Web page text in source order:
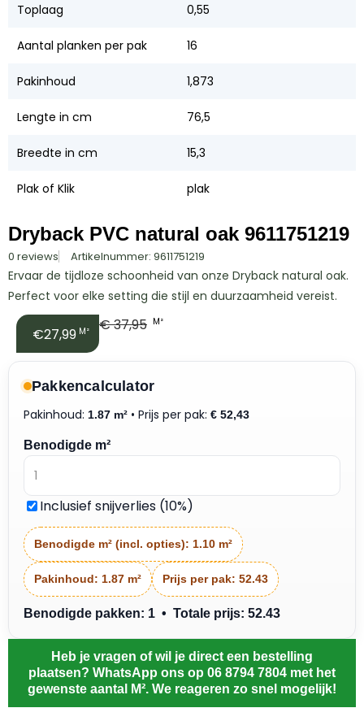
Toplaag 0,55
Aantal planken per pak 16
Pakinhoud 1,873
Lengte in cm 76,5
Breedte in cm 15,3
Plak of Klik plak
Dryback PVC natural oak 9611751219
0 reviews Artikelnummer: 9611751219
Ervaar de tijdloze schoonheid van onze Dryback natural oak.
Perfect voor elke setting die stijl en duurzaamheid vereist.
€27,99 M² €37,95 M²
Pakkencalculator
Pakinhoud: 1.87 m² • Prijs per pak: € 52,43
Benodigde m²
Inclusief snijverlies (10%)
Benodigde m² (incl. opties): 1.10 m²
Pakinhoud: 1.87 m² Prijs per pak: 52.43
Benodigde pakken: 1 • Totale prijs: 52.43
Heb je vragen of wil je direct een bestelling
plaatsen? WhatsApp ons op 06 8794 7804 met het
gewenste aantal M². We reageren zo snel mogelijk!